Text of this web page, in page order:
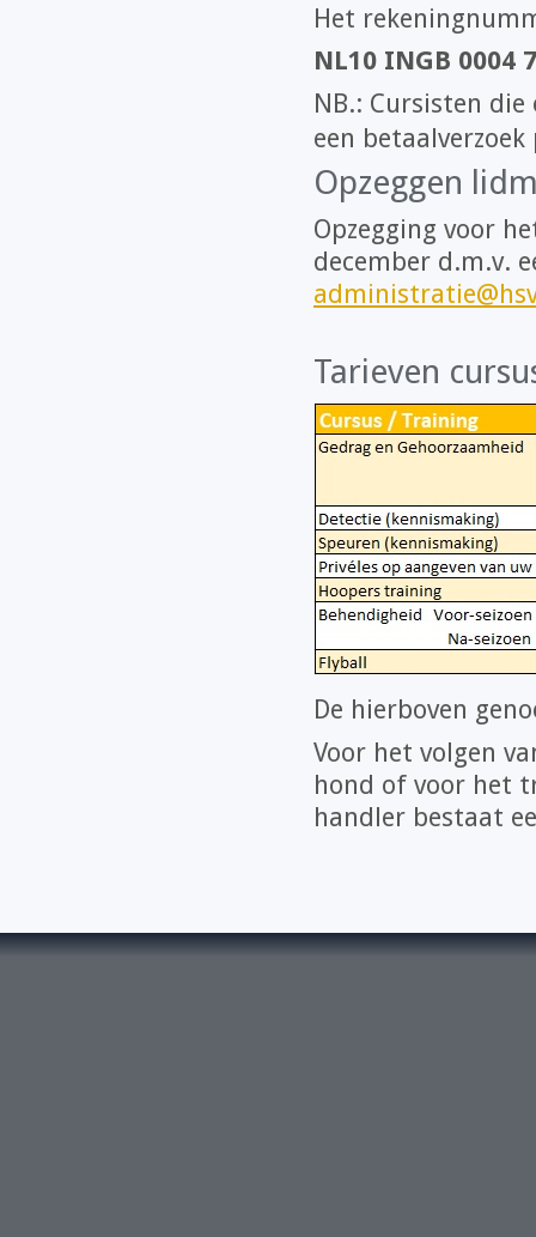
Het
NL10 INGB 0004
NB.: Cursisten
een
Opzeggen
Opzegging voor
december d.m.v.
Tarieven
De hierboven
Voor het volgen
hond of voor het
handler bestaat